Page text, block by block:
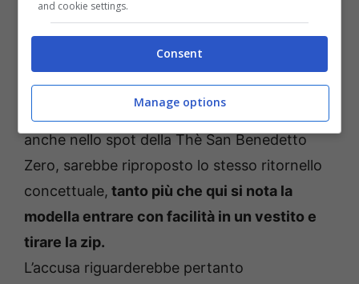
Ma non è tutto. Secondo
,
anche nello spot della Thè San Benedetto
Zero, sarebbe riproposto lo stesso ritornello
concettuale, tanto più che qui si nota la
modella entrare con facilità in un vestito e
tirare la zip.
L’accusa riguarderebbe pertanto
and cookie settings.
Consent
Manage options